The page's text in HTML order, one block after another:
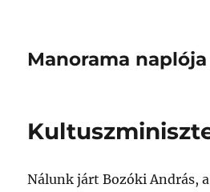
Manorama naplója
Nálunk járt Bozóki András,